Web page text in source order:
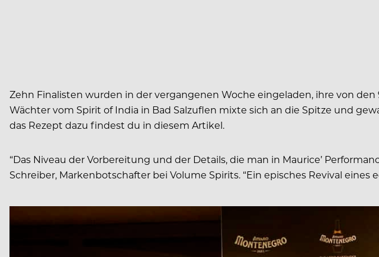
Zehn Finalisten wurden in der vergangenen Woche eingeladen, ihre von
Wächter vom Spirit of India in Bad Salzuflen mixte sich an die Spitze und
das Rezept dazu findest du in diesem Artikel.
“Das Niveau der Vorbereitung und der Details, die man in Maurice’
Schreiber, Markenbotschafter bei Volume Spirits. “Ein episches Revival eines